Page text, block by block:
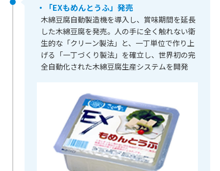
・「EXもめんとうふ」発売
木綿豆腐自動製造機を導入し、賞味期間を延長
した木綿豆腐を発売。人の手に全く触れない衛
生的な「クリーン製法」と、一丁単位で作り上
げる「一丁づくり製法」を確立し、世界初の完
全自動化された木綿豆腐生産システムを開発